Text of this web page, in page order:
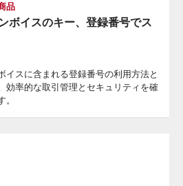
品
ボイスのキー、登録番号でス
イスに含まれる登録番号の利用方法と
効率的な取引管理とセキュリティを確